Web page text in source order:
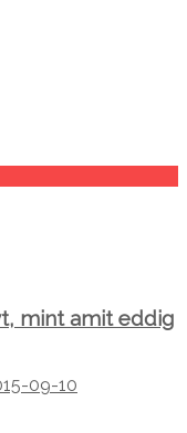
mint amit eddig
09-10